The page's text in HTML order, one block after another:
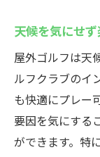
レンタ
初心
群馬で体
イン
レー
リア
天候を気にせ
屋外ゴルフは天
ルフクラブのイ
も快適にプレー
要因を気にする
ができます。特